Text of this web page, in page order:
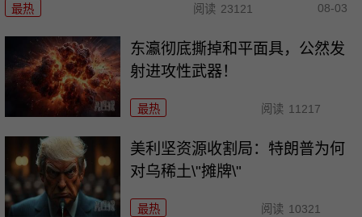
最热 阅读 23121 08-03
东瀛彻底撕掉和平面具，公然发
射进攻性武器！
最热 阅读 11217
美利坚资源收割局：特朗普为何
对乌稀土\"摊牌\"
最热 阅读 10321